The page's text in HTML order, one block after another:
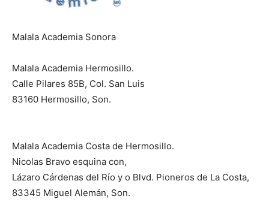
Malala Academia Sonora
Malala Academia Hermosillo.
Calle Pilares 85B, Col. San Luis
83160 Hermosillo, Son.
Malala Academia Costa de Hermosillo.
Nicolas Bravo esquina con,
Lázaro Cárdenas del Río y o Blvd. Pioneros de La Costa,
83345 Miguel Alemán, Son.